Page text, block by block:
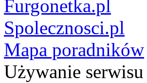
Furgonetka.pl
Spolecznosci.pl
Mapa poradników
Używanie